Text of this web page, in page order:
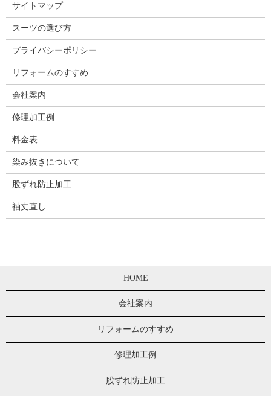
サイトマップ
スーツの選び方
プライバシーポリシー
リフォームのすすめ
会社案内
修理加工例
料金表
染み抜きについて
股ずれ防止加工
袖丈直し
HOME
会社案内
リフォームのすすめ
修理加工例
股ずれ防止加工